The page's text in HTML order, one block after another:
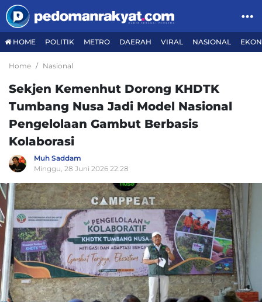
HOME POLITIK METRO DAERAH VIRAL NASIONAL
Home Nasional
Sekjen Kemenhut Dorong KHDTK
Tumbang Nusa Jadi Model Nasional
Pengelolaan Gambut Berbasis
Kolaborasi
Muh Saddam
Minggu, 28 Juni 2026 22:28